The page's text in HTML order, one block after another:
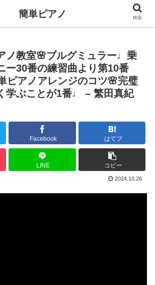
ノ教室🌸ブルグミュラー♩乗
ー30番の練習曲より第10番
ピアノアレンジのコツ🌸完璧
学ぶことが1番♩ – 繁田真紀
Facebook はてブ
LINE コピー
2024.10.26
簡単ピアノ 検索